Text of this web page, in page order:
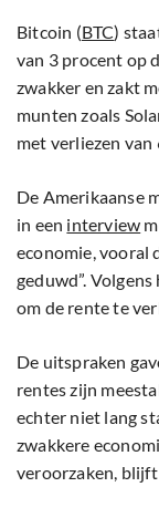
Bitcoin (BTC)
van 3 procent op
zwakker en zakt
munten zoals
met verliezen van
De Amerikaanse
in een interview
economie, vooral
geduwd”.
om de rente te
De uitspraken
rentes zijn
echter niet lang
zwakkere
veroorzaken,